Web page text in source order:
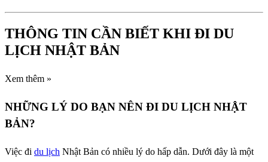
THÔNG TIN CẦN BIẾT KHI ĐI DU
LỊCH NHẬT BẢN
Xem thêm »
NHỮNG LÝ DO BẠN NÊN ĐI DU LỊCH NHẬT
BẢN?
Việc đi du lịch Nhật Bản có nhiều lý do hấp dẫn. Dưới đây là một